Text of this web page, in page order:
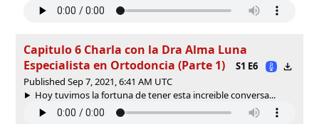
Capitulo 6 Charla con la Dra Alma Luna
Especialista en Ortodoncia (Parte 1)
S1 E6
Published Sep 7, 2021, 6:41 AM UTC
Hoy tuvimos la fortuna de tener esta increible conversa...